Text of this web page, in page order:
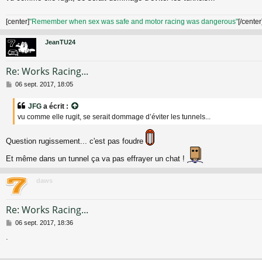
[center]"Remember when sex was safe and motor racing was dangerous"[/
JeanTU24
Re: Works Racing...
M
06 sept. 2017, 18:05
JFG a écrit :
vu comme elle rugit, se serait dommage d’éviter les tunnels...
Question rugissement... c'est pas foudre
Et même dans un tunnel ça va pas effrayer un chat !
daws
Re: Works Racing...
M
06 sept. 2017, 18:36